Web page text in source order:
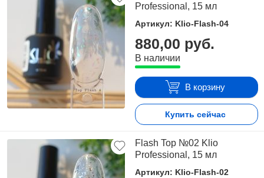
Professional, 15 мл
Артикул: Klio-Flash-04
880,00 руб.
В наличии
В корзину
Купить сейчас
Flash Top №02 Klio
Professional, 15 мл
Артикул: Klio-Flash-02